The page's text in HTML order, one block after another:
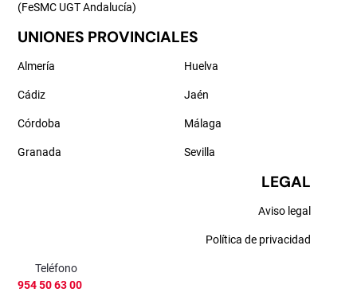
(FeSMC UGT Andalucía)
UNIONES PROVINCIALES
Almería
Cádiz
Córdoba
Granada
Huelva
Jaén
Málaga
Sevilla
LEGAL
Aviso legal
Política de privacidad
Teléfono
954 50 63 00